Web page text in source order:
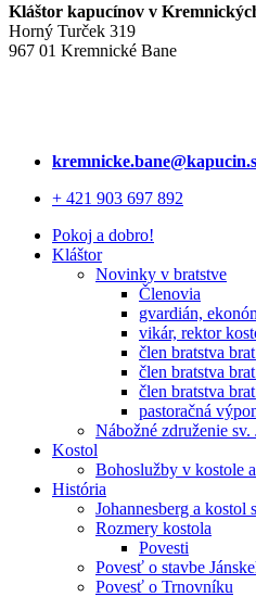
Kláštor kapucínov v
Horný Turček 319
967 01 Kremnické Bane
+ 421 903 697 892
Pokoj a dobro!
Kláštor
Novinky v bratstve
Členovia
gvardián,
vikár, rektor
člen bratstva
člen bratstva
člen bratstva
pastoračná
Nábožné združenie sv.
Kostol
Bohoslužby v kostole
História
Johannesberg a kostol
Rozmery kostola
Povesti
Povesť o stavbe
Povesť o Trnovníku